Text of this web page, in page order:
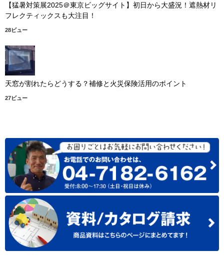
【猛暑対策展2025＠東京ビッグサイト】初日から大盛況！遮熱材リ
フレクティックスも大注目！
28ビュー
天窓が割れたらどうする？補修と火災保険活用のポイント
27ビュー